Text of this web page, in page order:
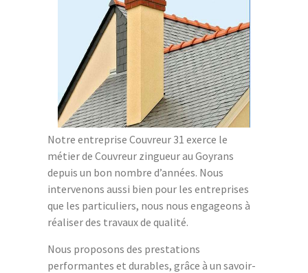
Notre entreprise Couvreur 31 exerce le
métier de Couvreur zingueur au Goyrans
depuis un bon nombre d’années. Nous
intervenons aussi bien pour les entreprises
que les particuliers, nous nous engageons à
réaliser des travaux de qualité.
Nous proposons des prestations
performantes et durables, grâce à un savoir-